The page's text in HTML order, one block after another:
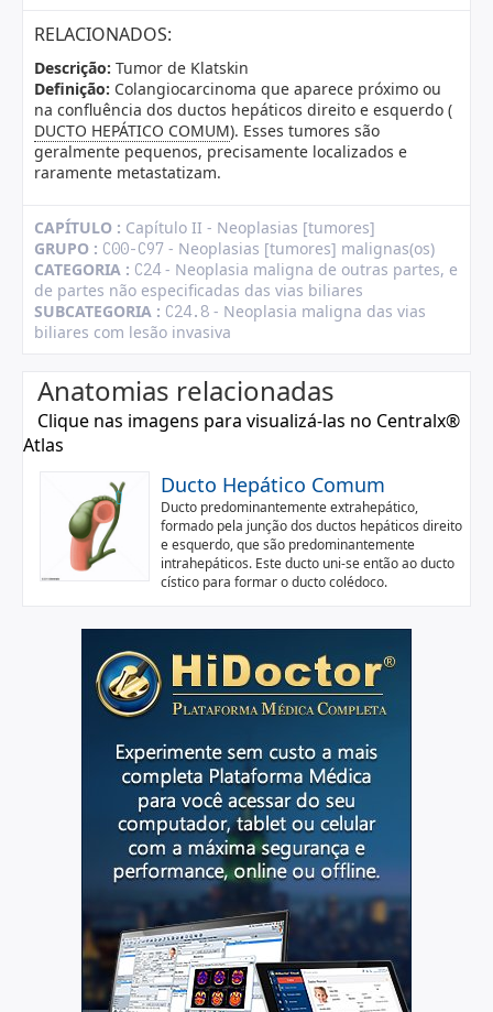
RELACIONADOS:
Descrição: Tumor de Klatskin
Definição: Colangiocarcinoma que aparece próximo ou
na confluência dos ductos hepáticos direito e esquerdo (
DUCTO HEPÁTICO COMUM). Esses tumores são
geralmente pequenos, precisamente localizados e
raramente metastatizam.
CAPÍTULO : Capítulo II - Neoplasias [tumores]
GRUPO : C00-C97 - Neoplasias [tumores] malignas(os)
CATEGORIA : C24- Neoplasia maligna de outras partes, e
de partes não especificadas das vias biliares
SUBCATEGORIA : C24.8 - Neoplasia maligna das vias
biliares com lesão invasiva
Anatomias relacionadas
Clique nas imagens para visualizá-las no Centralx®
Atlas
Ducto Hepático Comum
Ducto predominantemente extrahepático,
formado pela junção dos ductos hepáticos direito
e esquerdo, que são predominantemente
intrahepáticos. Este ducto uni-se então ao ducto
cístico para formar o ducto colédoco.